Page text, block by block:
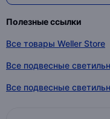
Полезные ссылки
Все товары Weller Store
Все подвесные
Все подвесные